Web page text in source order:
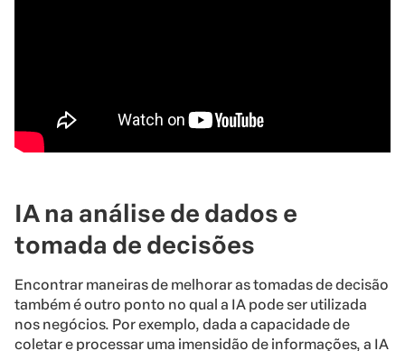
IA na análise de dados e
tomada de decisões
Encontrar maneiras de melhorar as tomadas de decisão
também é outro ponto no qual a IA pode ser utilizada
nos negócios. Por exemplo, dada a capacidade de
coletar e processar uma imensidão de informações, a IA